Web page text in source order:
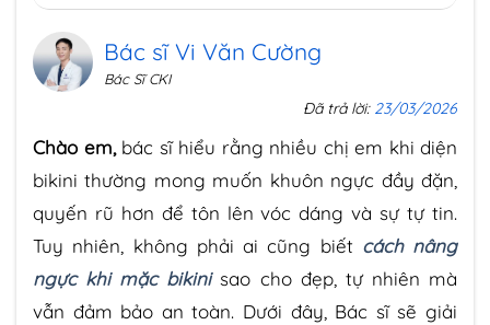
Bác sĩ Vi Văn Cường
Bác Sĩ CKI
Đã trả lời: 23/03/2026
Chào em, bác sĩ hiểu rằng nhiều chị em khi diện
bikini thường mong muốn khuôn ngực đầy đặn,
quyến rũ hơn để tôn lên vóc dáng và sự tự tin.
Tuy nhiên, không phải ai cũng biết cách nâng
ngực khi mặc bikinisao cho đẹp, tự nhiên mà
vẫn đảm bảo an toàn. Dưới đây, Bác sĩ sẽ giải